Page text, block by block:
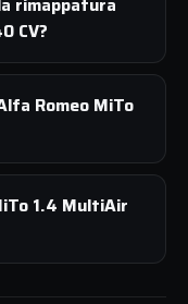
CV?
Romeo MiTo
1.4 MultiAir